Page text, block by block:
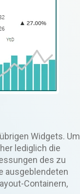
Widgets. Um
lediglich die
des zu
ausgeblendeten
Containern,